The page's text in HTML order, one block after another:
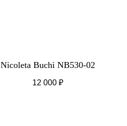
Nicoleta Buchi NB530-02
12 000 ₽